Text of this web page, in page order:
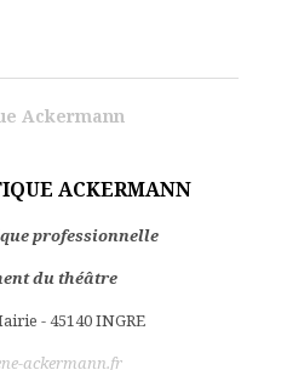
Ackermann
CABARET DES
série de stages.
dans un univers.
ACKERMANN
professionnelle
du théâtre
- 45140 INGRE
ackermann.fr